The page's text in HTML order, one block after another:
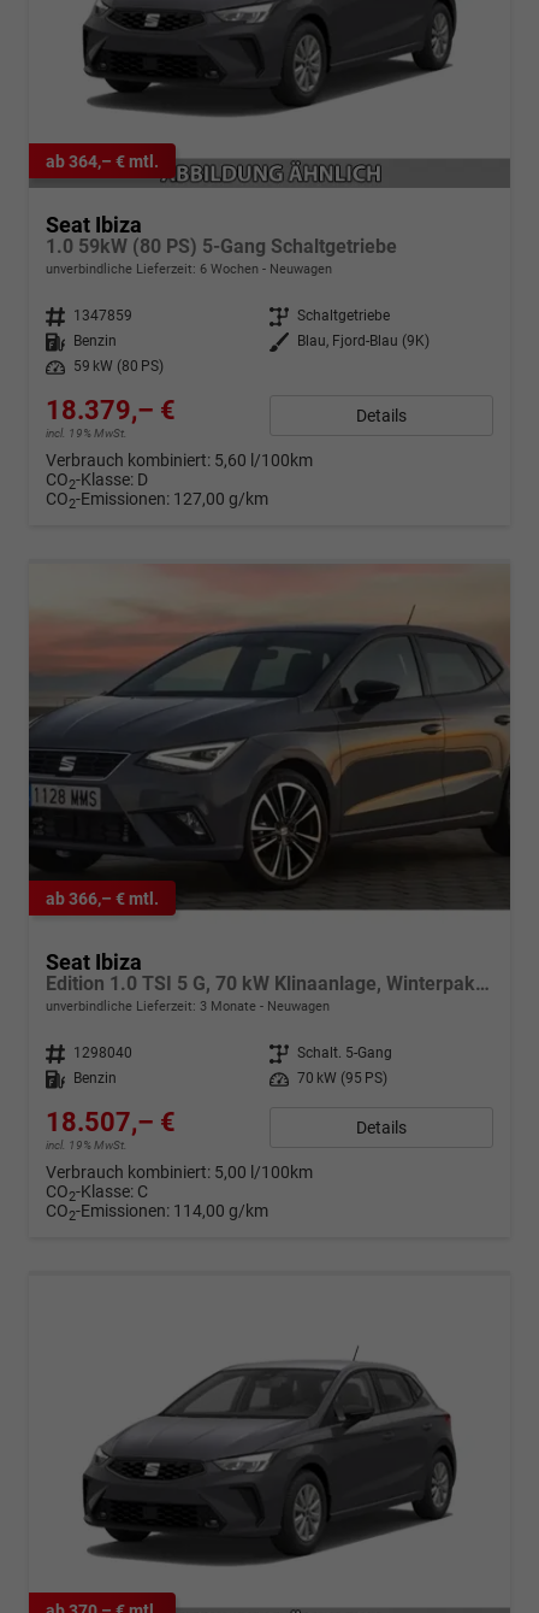
ab 364,– € mtl.
Seat Ibiza
1.0 59kW (80 PS) 5-Gang Schaltgetriebe
unverbindliche Lieferzeit: 6 Wochen Neuwagen
Fahrzeugnr. 1347859 Getriebe Schaltgetriebe
Kraftstoff
Benzin Außenfarbe
Blau, Fjord-Blau (9K)
Leistung
59 kW (80 PS)
18.379,– €
incl. 19% MwSt.
Details
Verbrauch kombiniert: 5,60 l/100km
CO2-Klasse: D
CO2-Emissionen: 127,00 g/km
ab 366,– € mtl.
Seat Ibiza
Edition 1.0 TSI 5 G, 70 kW Klinaanlage, Winterpaket: beheizb Sitze + Spiegel, elektr.klappbar, get. Bank, Armlehne v., 4 elektr. Fensterheb. LED Licht, autom. Fernlichtregulierung, Licht & Sicht Paket ,PDC,Alufelgen, Vorders.hvs,Full-Link, digital Cockpit
unverbindliche Lieferzeit: 3 Monate Neuwagen
Fahrzeugnr. 1298040 Getriebe Schalt. 5-Gang
Kraftstoff
Benzin Leistung 70 kW (95 PS)
18.507,– €
incl. 19% MwSt.
Details
Verbrauch kombiniert: 5,00 l/100km
CO2-Klasse: C
CO2-Emissionen: 114,00 g/km